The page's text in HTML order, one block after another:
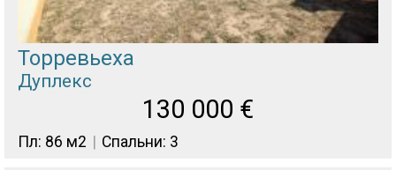
Торревьеха
Дуплекс
130 000 €
Пл: 86 м2 Спальни: 3